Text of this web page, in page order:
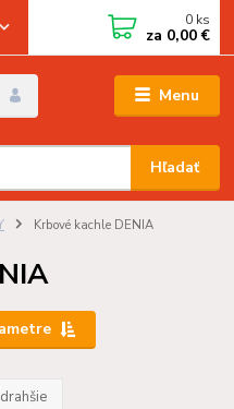
Menu
Hľadať
0 ks
za 0,00 €
Krbové kachle DENIA